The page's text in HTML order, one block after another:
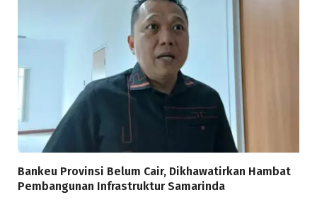
Bankeu Provinsi Belum Cair, Dikhawatirkan Hambat
Pembangunan Infrastruktur Samarinda